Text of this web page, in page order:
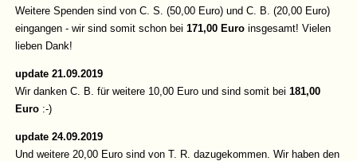
Weitere Spenden sind von C. S. (50,00 Euro) und C. B. (20,00 Euro)
eingangen - wir sind somit schon bei171,00 Euro insgesamt! Vielen
lieben Dank!
update 21.09.2019
Wir danken C. B. für weitere 10,00 Euro und sind somit bei181,00
Euro :-)
update 24.09.2019
Und weitere 20,00 Euro sind von T. R. dazugekommen. Wir haben den